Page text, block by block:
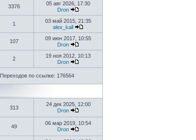
3376
05 авг 2026, 17:30
Dron
1
03 май 2015, 21:35
alex_kall
107
09 июн 2017, 10:55
Dron
2
19 ноя 2012, 10:13
Dron
Переходов по ссылке: 176564
313
24 дек 2025, 12:00
Dron
49
06 мар 2019, 10:54
Dron